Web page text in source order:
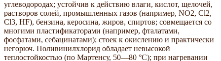
углеводородах; устойчив к действию влаги, кислот, щелочей,
растворов солей, промышленных газов (например, NO2, Cl2,
Cl3, HF), бензина, керосина, жиров, спиртов; совмещается со
многими пластификаторами (например, фталатами,
фосфатами, себацинатами); стоек к окислению и практически
негорюч. Поливинилхлорид обладает невысокой
теплостойкостью (по Мартенсу, 50—80 °С); при нагревании